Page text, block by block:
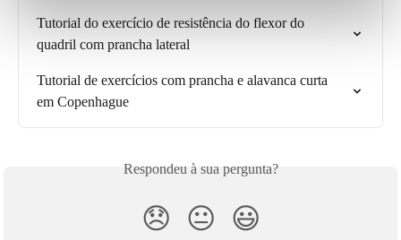
Tutorial do exercício de resistência do flexor do
quadril com prancha lateral
Tutorial de exercícios com prancha e alavanca curta
em Copenhague
Respondeu à sua pergunta?
😞 😐 😃